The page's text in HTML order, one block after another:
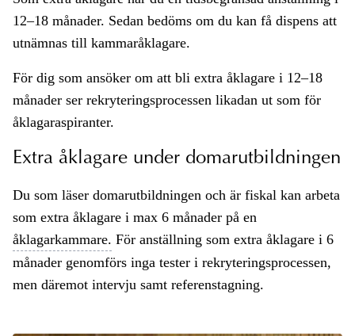
12–18 månader. Sedan bedöms om du kan få dispens att
utnämnas till kammaråklagare.
För dig som ansöker om att bli extra åklagare i 12–18
månader ser rekryteringsprocessen likadan ut som för
åklagaraspiranter.
Extra åklagare under domarutbildningen
Du som läser domarutbildningen och är fiskal kan arbeta
som extra åklagare i max 6 månader på en
åklagarkammare. För anställning som extra åklagare i 6
månader genomförs inga tester i rekryteringsprocessen,
men däremot intervju samt referenstagning.